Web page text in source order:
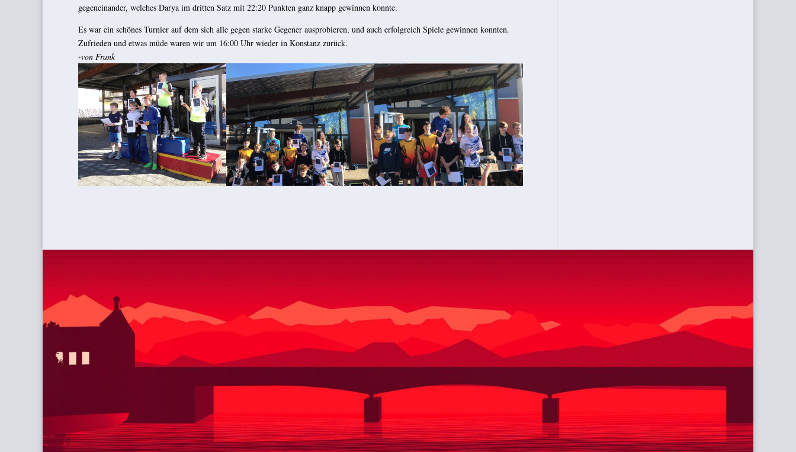
gegeneinander, welches Darya im dritten Satz mit 22:20 Punkten ganz knapp gewinnen konnte.
Es war ein schönes Turnier auf dem sich alle gegen starke Gegener ausprobieren, und auch erfolgreich Spiele gewinnen konnten.
Zufrieden und etwas müde waren wir um 16:00 Uhr wieder in Konstanz zurück.
-von Frank